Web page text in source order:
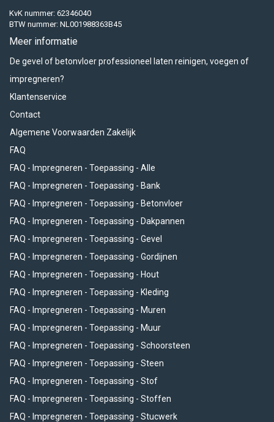
KvK nummer: 62346040
BTW nummer: NL001988363B45
Meer informatie
De gevel of betonvloer professioneel laten reinigen, voegen of
impregneren?
Klantenservice
Contact
Algemene Voorwaarden Zakelijk
FAQ
FAQ - Impregneren - Toepassing - Alle
FAQ - Impregneren - Toepassing - Bank
FAQ - Impregneren - Toepassing - Betonvloer
FAQ - Impregneren - Toepassing - Dakpannen
FAQ - Impregneren - Toepassing - Gevel
FAQ - Impregneren - Toepassing - Gordijnen
FAQ - Impregneren - Toepassing - Hout
FAQ - Impregneren - Toepassing - Kleding
FAQ - Impregneren - Toepassing - Muren
FAQ - Impregneren - Toepassing - Muur
FAQ - Impregneren - Toepassing - Schoorsteen
FAQ - Impregneren - Toepassing - Steen
FAQ - Impregneren - Toepassing - Stof
FAQ - Impregneren - Toepassing - Stoffen
FAQ - Impregneren - Toepassing - Stucwerk